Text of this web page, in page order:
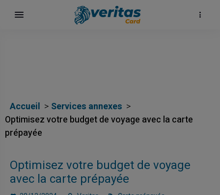
Accueil
Services annexes
Optimisez votre budget de voyage avec la carte
prépayée
Optimisez votre budget de voyage
avec la carte prépayée